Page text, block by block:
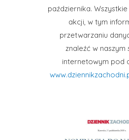
października.
akcji, w tym
przetwarzaniu
znaleźć w naszym
internetowym pod